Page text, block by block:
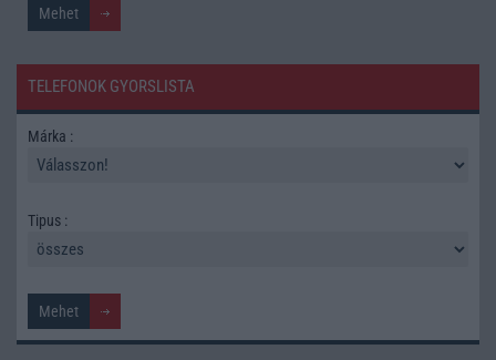
TELEFONOK GYORSLISTA
Márka :
Tipus :